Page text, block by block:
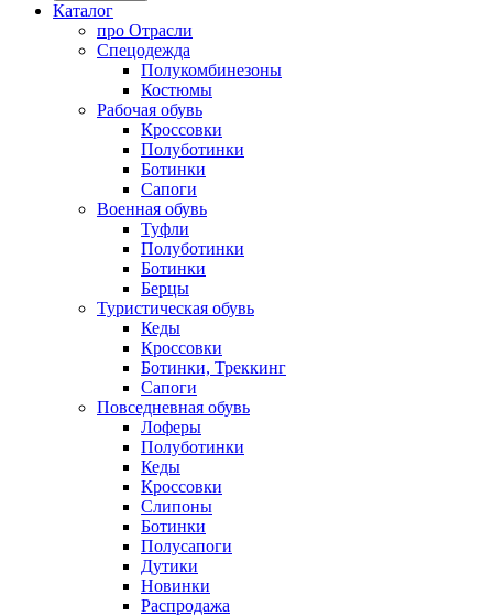
Каталог
про Отрасли
Спецодежда
Полукомбинезоны
Костюмы
Рабочая обувь
Кроссовки
Полуботинки
Ботинки
Сапоги
Военная обувь
Туфли
Полуботинки
Ботинки
Берцы
Туристическая обувь
Кеды
Кроссовки
Ботинки, Треккинг
Сапоги
Повседневная обувь
Лоферы
Полуботинки
Кеды
Кроссовки
Слипоны
Ботинки
Полусапоги
Дутики
Новинки
Распродажа